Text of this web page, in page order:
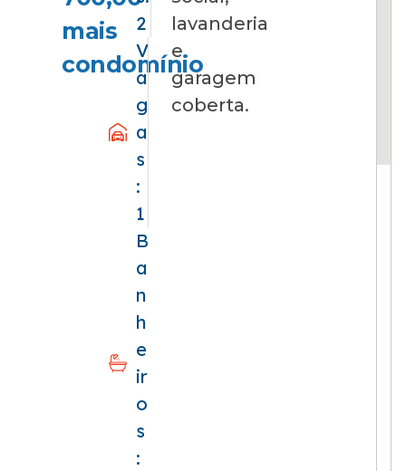
mais
condomínio
2
V
a
g
a
s
:
1
B
a
n
h
e
ir
o
s
:
lavanderia
e
garagem
coberta.